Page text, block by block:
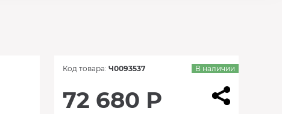
Код товара: Ч0093537 В наличии
72 680 Р